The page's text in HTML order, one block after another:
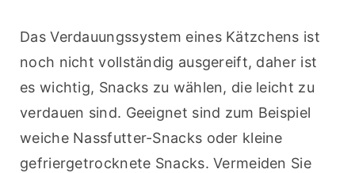
Das Verdauungssystem eines Kätzchens ist
noch nicht vollständig ausgereift, daher ist
es wichtig, Snacks zu wählen, die leicht zu
verdauen sind. Geeignet sind zum Beispiel
weiche Nassfutter-Snacks oder kleine
gefriergetrocknete Snacks. Vermeiden Sie